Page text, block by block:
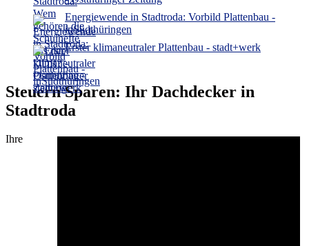
Energiewende in Stadtroda: Vorbild Plattenbau -
inSüdthüringen
Erster klimaneutraler Plattenbau - stadt+werk
Steuern Sparen: Ihr Dachdecker in
Stadtroda
Ihre